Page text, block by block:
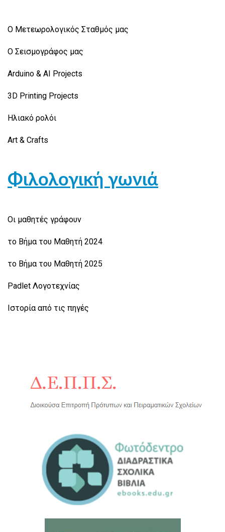
Ο Μετεωρολογικός Σταθμός μας
Ο Σεισμογράφος μας
Arduino & AI Projects
3D Printing Projects
Ηλιακό ρολόι
Art & Crafts
Φιλολογική γωνιά
Οι μαθητές γράφουν
το Βήμα του Μαθητή 2024
το Βήμα του Μαθητή 2025
Padlet Λογοτεχνίας
Ιστορία από τις πηγές